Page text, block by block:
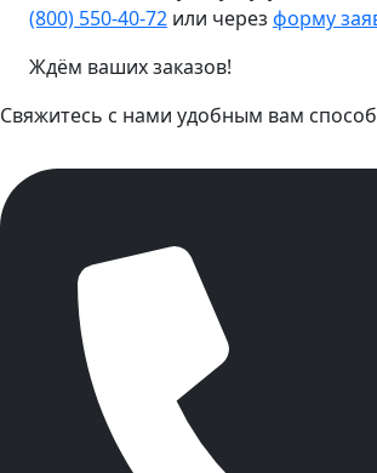
(800) 550-40-72 или через форму
Ждём ваших заказов!
Свяжитесь с нами удобным вам